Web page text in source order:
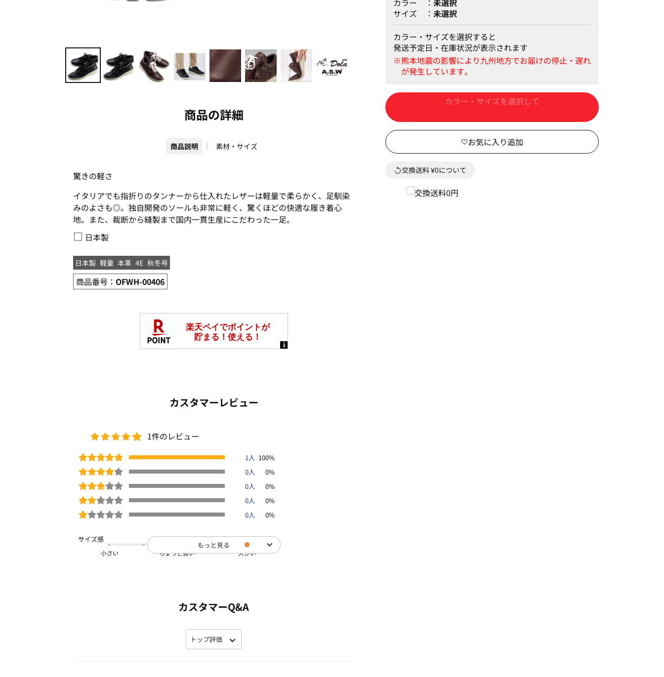
商品の詳細
商品説明 素材・サイズ
驚きの軽さ
イタリアでも指折りのタンナーから仕入れたレザーは軽量で柔らかく、足馴染
みのよさも◎。独自開発のソールも非常に軽く、驚くほどの快適な履き着心
地。また、裁断から縫製まで国内一貫生産にこだわった一足。
□ 日本製
日本製 軽量 本革 4E 秋冬号
商品番号： OFWH-00406
カスタマーレビュー
1件のレビュー
1人 100%
0人
0%
0人
0%
0人
0%
0人
0%
小さい 大きい
もっと見る
カスタマーQ&A
カラー
未選択
サイズ
未選択
カラー・サイズを選択すると
発送予定日・在庫状況が表示されます
カートに入れる
交換送料 ¥0について